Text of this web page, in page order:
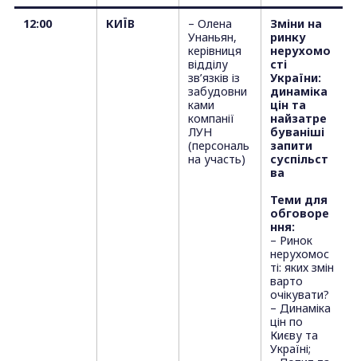
12:00 КИЇВ
– Олена
Унаньян,
керівниця
відділу
зв’язків із
забудовни
ками
компанії
ЛУН
(персональ
на участь)
Зміни на
ринку
нерухомо
сті
України:
динаміка
цін та
найзатре
буваніші
запити
суспільст
ва
Теми для
обговоре
ння:
– Ринок
нерухомос
ті: яких змін
варто
очікувати?
– Динаміка
цін по
Києву та
Україні;